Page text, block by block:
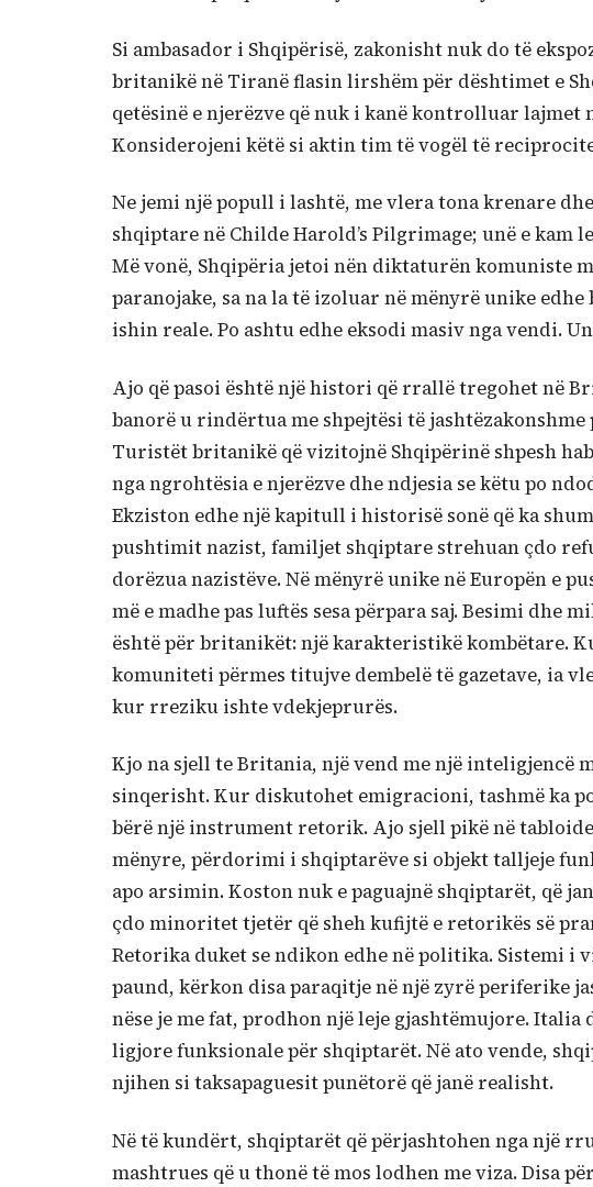
Si ambasador i Shqipërisë, zakonisht nuk do të
britanikë në Tiranë flasin lirshëm për dështimet e
qetësinë e njerëzve që nuk i kanë kontrolluar
Konsiderojeni këtë si aktin tim të vogël të
Ne jemi një popull i lashtë, me vlera tona krenare
shqiptare në Childe Harold’s Pilgrimage; unë e kam
Më vonë, Shqipëria jetoi nën diktaturën komuniste
paranojake, sa na la të izoluar në mënyrë unike
ishin reale. Po ashtu edhe eksodi masiv nga vendi.
Ajo që pasoi është një histori që rrallë tregohet në
banorë u rindërtua me shpejtësi të
Turistët britanikë që vizitojnë Shqipërinë shpesh
nga ngrohtësia e njerëzve dhe ndjesia se këtu po
Ekziston edhe një kapitull i historisë sonë që ka
pushtimit nazist, familjet shqiptare strehuan çdo
dorëzua nazistëve. Në mënyrë unike në Europën e
më e madhe pas luftës sesa përpara saj. Besimi dhe
është për britanikët: një karakteristikë kombëtare.
komuniteti përmes titujve dembelë të gazetave, ia
kur rreziku ishte vdekjeprurës.
Kjo na sjell te Britania, një vend me një inteligjencë
sinqerisht. Kur diskutohet emigracioni, tashmë ka
bërë një instrument retorik. Ajo sjell pikë në
mënyre, përdorimi i shqiptarëve si objekt talljeje
apo arsimin. Koston nuk e paguajnë shqiptarët, që
çdo minoritet tjetër që sheh kufijtë e retorikës së
Retorika duket se ndikon edhe në politika. Sistemi
paund, kërkon disa paraqitje në një zyrë periferike
nëse je me fat, prodhon një leje gjashtëmujore.
ligjore funksionale për shqiptarët. Në ato vende,
njihen si taksapaguesit punëtorë që janë realisht.
Në të kundërt, shqiptarët që përjashtohen nga një
mashtrues që u thonë të mos lodhen me viza. Disa